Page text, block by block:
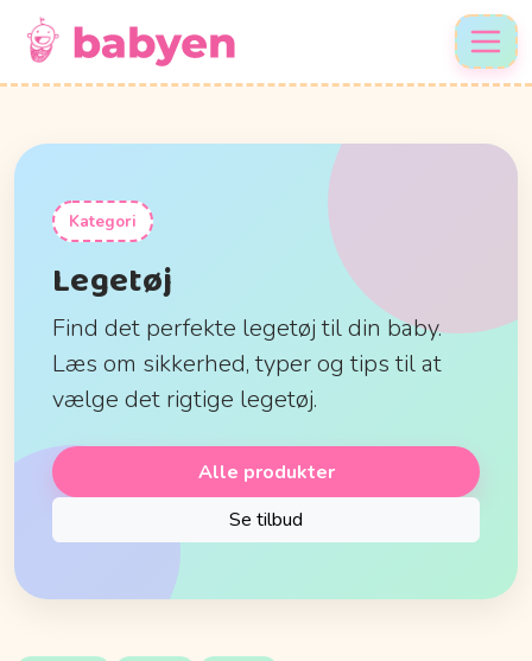
Kategori
Legetøj
Find det perfekte legetøj til din baby.
Læs om sikkerhed, typer og tips til at
vælge det rigtige legetøj.
Alle produkter
Se tilbud